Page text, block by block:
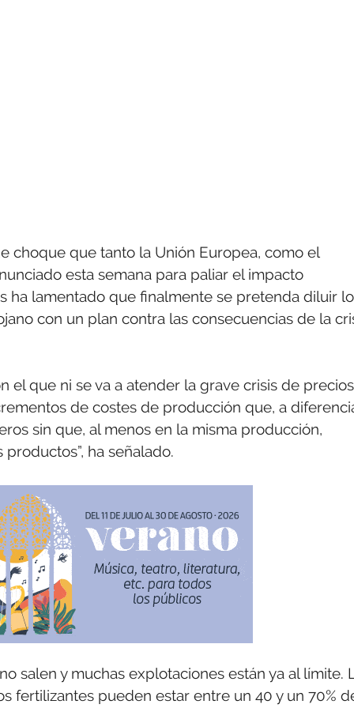
choque que tanto la Unión Europea, como el
esta semana para paliar el impacto
ha lamentado que finalmente se pretenda diluir
con un plan contra las consecuencias de la
el que ni se va a atender la grave crisis de precios
de costes de producción que, a
sin que, al menos en la misma producción,
ha señalado.
salen y muchas explotaciones están ya al límite.
fertilizantes pueden estar entre un 40 y un 70%